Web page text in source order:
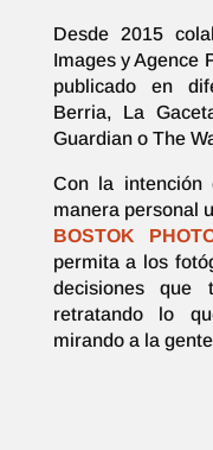
Desde 2015
Images y Agence
publicado en
Berria, La
Guardian o The
Con la intención
manera personal
BOSTOK
permita a los
decisiones que
retratando lo
mirando a la